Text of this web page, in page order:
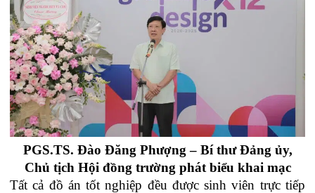
PGS.TS. Đào Đăng Phượng – Bí thư Đảng ủy,
Chủ tịch Hội đồng trường phát biểu khai mạc
Tất cả đồ án tốt nghiệp đều được sinh viên trực tiếp